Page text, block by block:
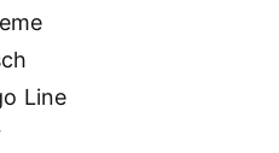
Line